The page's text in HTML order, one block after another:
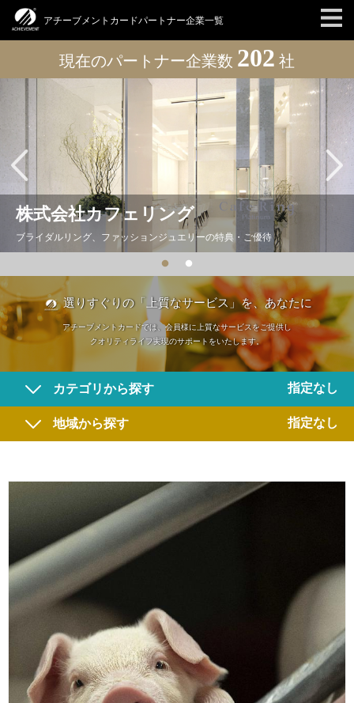
アチーブメントカードパートナー企業一覧
現在のパートナー企業数 202 社
株式会社カフェリング
ブライダルリング、ファッションジュエリーの特典・ご優待
選りすぐりの「上質なサービス」を、あなたに
アチーブメントカードでは、会員様に上質なサービスをご提供し
クオリティライフ実現のサポートをいたします。
カテゴリから探す 指定なし
地域から探す 指定なし